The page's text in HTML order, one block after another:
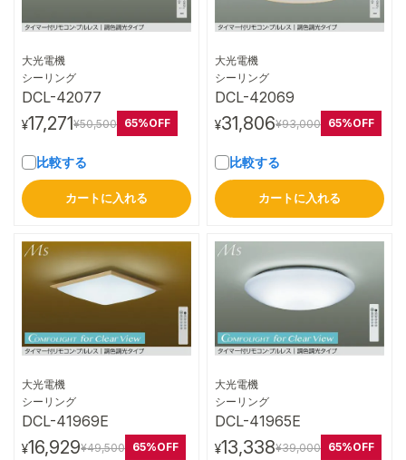
大光電機
シーリング
DCL-42077
¥17,271¥50,500 65%OFF
比較する
カートに入れる
大光電機
シーリング
DCL-42069
¥31,806¥93,000 65%OFF
比較する
カートに入れる
大光電機
シーリング
DCL-41969E
¥16,929¥49,500 65%OFF
大光電機
シーリング
DCL-41965E
¥13,338¥39,000 65%OFF